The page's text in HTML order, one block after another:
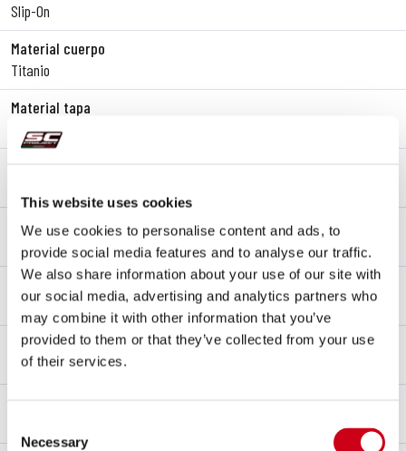
This website uses cookies
We use cookies to personalise content and ads, to
provide social media features and to analyse our traffic.
We also share information about your use of our site with
our social media, advertising and analytics partners who
may combine it with other information that you’ve
provided to them or that they’ve collected from your use
of their services.
Selection
Necessary
Slip-On
Material cuerpo
Titanio
Material tapa
Titanio
Tipo de fijación
Soporte
dB-killer
No
Racing
PARA USO EXCLUSIVO EN CARRERAS